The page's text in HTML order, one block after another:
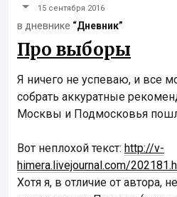
15 сентября 2016
в дневнике “Дневник”
Про выборы
Я ничего не успеваю, и все
собрать аккуратные
Москвы и Подмосковья
Вот неплохой текст: http://v-
himera.livejournal.com/
Хотя я, в отличие от автора,